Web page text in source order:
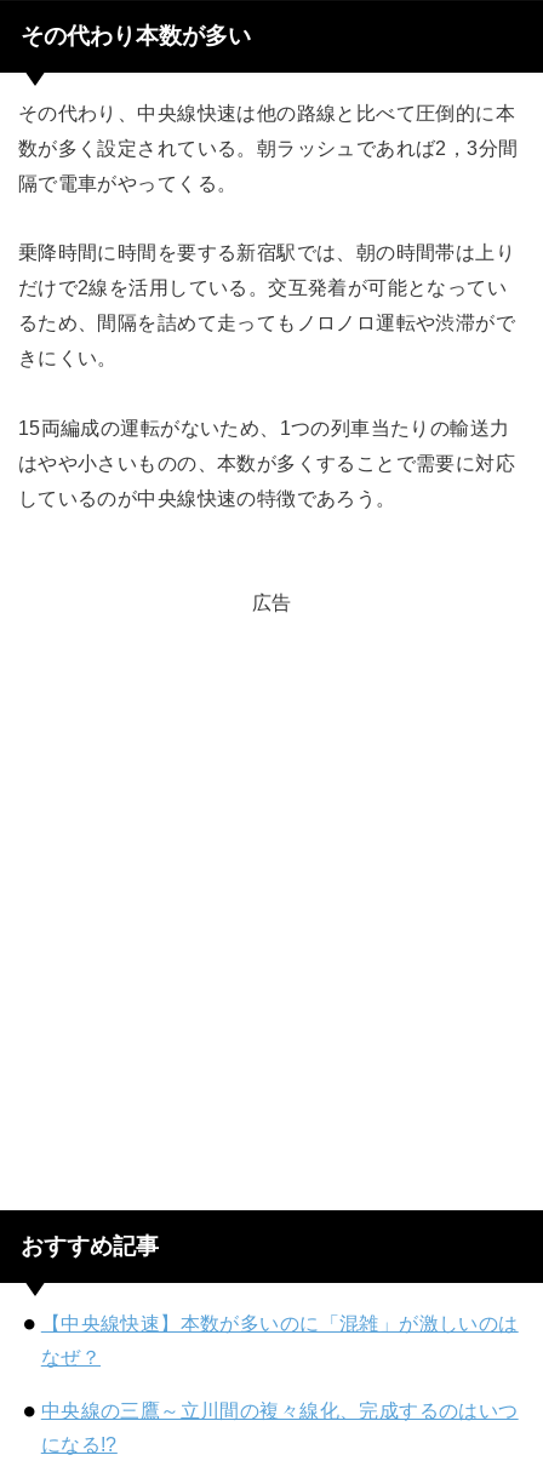
その代わり本数が多い
その代わり、中央線快速は他の路線と比べて圧倒的に本
数が多く設定されている。朝ラッシュであれば2，3分間
隔で電車がやってくる。
乗降時間に時間を要する新宿駅では、朝の時間帯は上り
だけで2線を活用している。交互発着が可能となってい
るため、間隔を詰めて走ってもノロノロ運転や渋滞がで
きにくい。
15両編成の運転がないため、1つの列車当たりの輸送力
はやや小さいものの、本数が多くすることで需要に対応
しているのが中央線快速の特徴であろう。
広告
おすすめ記事
【中央線快速】本数が多いのに「混雑」が激しいのは
なぜ？
中央線の三鷹～立川間の複々線化、完成するのはいつ
になる!?